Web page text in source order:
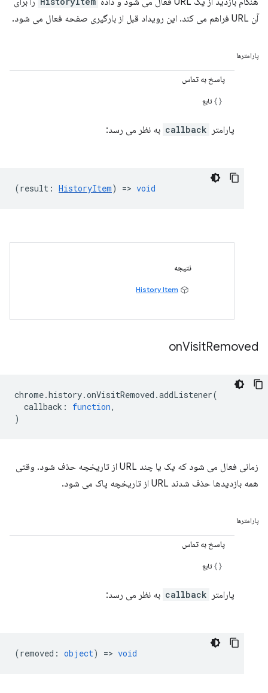
آن URL فراهم می کند. این رویداد قبل از بارگیری صفحه فعال می شود.
پارامترها
پاسخ به تماس
تابع
پارامتر callback به نظر می رسد:
(result : HistoryItem) => void
نتیجه
History Item
onVisitRemoved
chrome.history.onVisitRemoved .addListener(
callback : function,
)
زمانی فعال می شود که یک یا چند URL از تاریخچه حذف شود. وقتی
همه بازدیدها حذف شدند URL از تاریخچه پاک می شود.
پارامترها
پاسخ به تماس
تابع
پارامتر callback به نظر می رسد:
(removed : object) => void